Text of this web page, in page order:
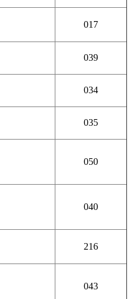
017
039
034
035
050
040
216
043